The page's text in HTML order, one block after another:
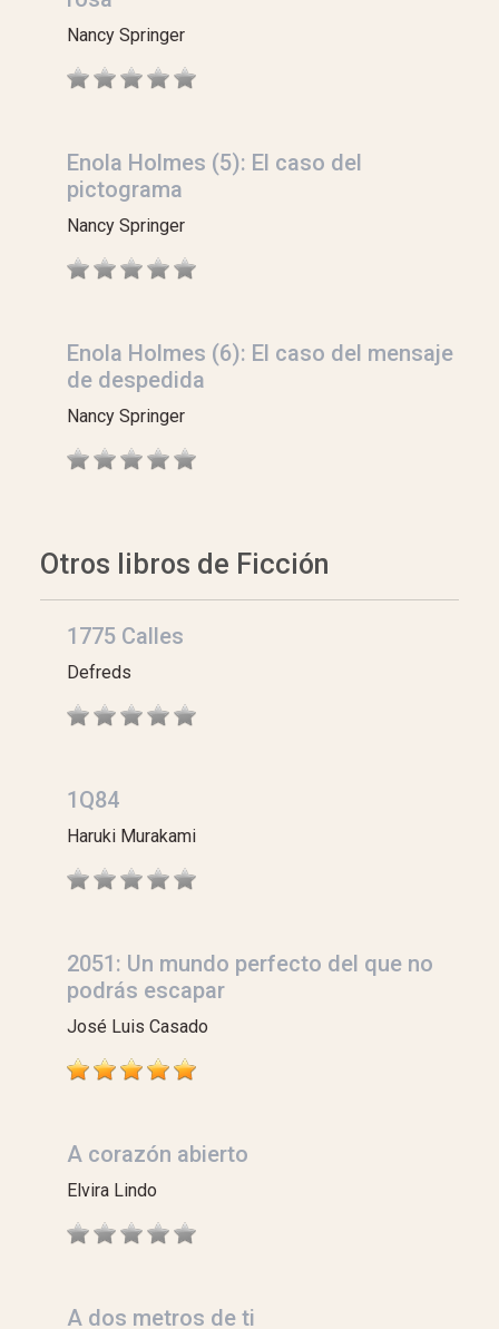
Nancy Springer
Enola Holmes (5): El caso del
pictograma
Nancy Springer
Enola Holmes (6): El caso del mensaje
de despedida
Nancy Springer
Otros libros de Ficción
1775 Calles
Defreds
1Q84
Haruki Murakami
2051: Un mundo perfecto del que no
podrás escapar
José Luis Casado
A corazón abierto
Elvira Lindo
A dos metros de ti